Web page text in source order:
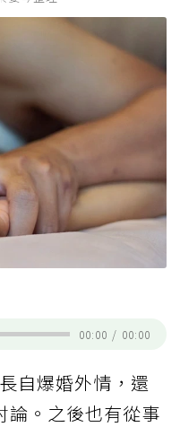
00:00 / 00:00
自爆婚外情，還
論。之後也有從事